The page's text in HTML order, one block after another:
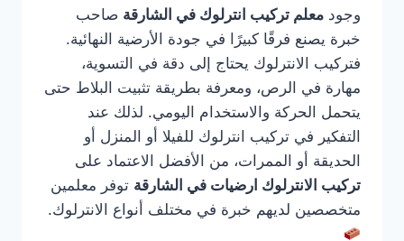
وجود معلم تركيب انترلوك في الشارقة صاحب
خبرة يصنع فرقًا كبيرًا في جودة الأرضية النهائية.
فتركيب الانترلوك يحتاج إلى دقة في التسوية،
مهارة في الرص، ومعرفة بطريقة تثبيت البلاط حتى
يتحمل الحركة والاستخدام اليومي. لذلك عند
التفكير في تركيب انترلوك للفيلا أو المنزل أو
الحديقة أو الممرات، من الأفضل الاعتماد على
تركيب الانترلوك ارضيات في الشارقة توفر معلمين
متخصصين لديهم خبرة في مختلف أنواع الانترلوك.